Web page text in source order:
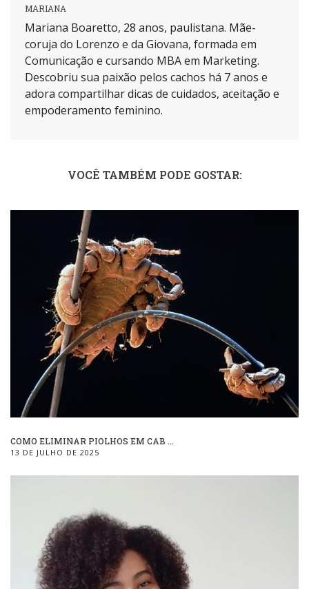
MARIANA
Mariana Boaretto, 28 anos, paulistana. Mãe-
coruja do Lorenzo e da Giovana, formada em
Comunicação e cursando MBA em Marketing.
Descobriu sua paixão pelos cachos há 7 anos e
adora compartilhar dicas de cuidados, aceitação e
empoderamento feminino.
VOCÊ TAMBÉM PODE GOSTAR:
COMO ELIMINAR PIOLHOS EM CAB ...
13 DE JULHO DE 2025